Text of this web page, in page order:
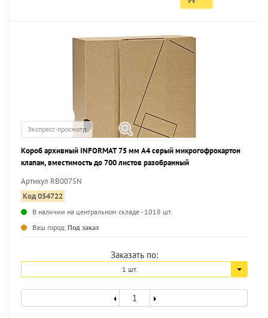
Экспресс-просмотр
Короб архивный INFORMAT 75 мм А4 серый микрогофрокартон
клапан, вместимость до 700 листов разобранный
Артикул RB0075N
Код 054722
В наличии на центральном складе - 1018 шт.
Ваш город: Под заказ
Заказать по:
1 шт.